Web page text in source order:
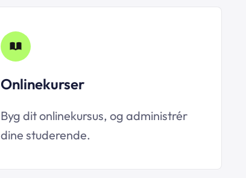
Onlinekurser
Byg dit onlinekursus, og administrér
dine studerende.